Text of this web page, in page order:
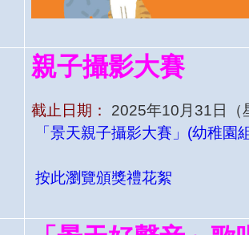
親子攝影大賽
截止日期： 2025年10月31日（
「景天親子攝影大賽」(幼稚園
按此瀏覽頒獎禮花絮